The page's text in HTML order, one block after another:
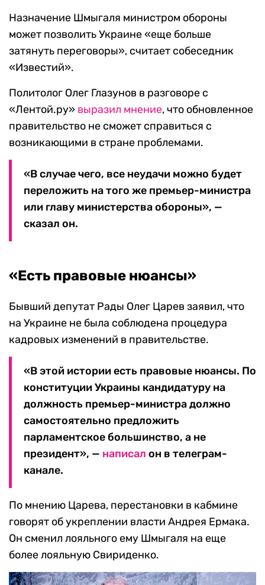
Назначение Шмыгаля министром обороны
может позволить Украине «еще больше
затянуть переговоры», считает собеседник
«Известий».
Политолог Олег Глазунов в разговоре с
«Лентой.ру» выразил мнение, что обновленное
правительство не сможет справиться с
возникающими в стране проблемами.
«В случае чего, все неудачи можно будет
переложить на того же премьер-министра
или главу министерства обороны», —
сказал он.
«Есть правовые нюансы»
Бывший депутат Рады Олег Царев заявил, что
на Украине не была соблюдена процедура
кадровых изменений в правительстве.
«В этой истории есть правовые нюансы. По
конституции Украины кандидатуру на
должность премьер-министра должно
самостоятельно предложить
парламентское большинство, а не
президент», — написал он в телеграм-
канале.
По мнению Царева, перестановки в кабмине
говорят об укреплении власти Андрея Ермака.
Он сменил лояльного ему Шмыгаля на еще
более лояльную Свириденко.